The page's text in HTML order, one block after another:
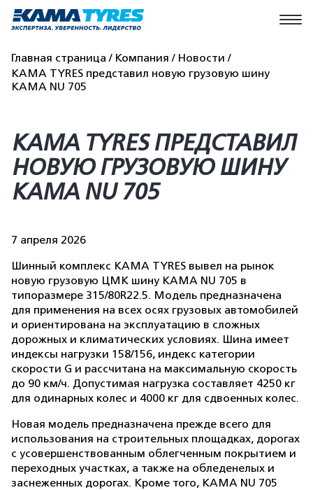
Главная страница Компания
Новости
KAMA TYRES представил новую грузовую шину
KAMA NU 705
KAMA TYRES ПРЕДСТАВИЛ
НОВУЮ ГРУЗОВУЮ ШИНУ
KAMA NU 705
7 апреля 2026
Шинный комплекс KAMA TYRES вывел на рынок
новую грузовую ЦМК шину KAMA NU 705 в
типоразмере 315/80R22.5. Модель предназначена
для применения на всех осях грузовых автомобилей
и ориентирована на эксплуатацию в сложных
дорожных и климатических условиях. Шина имеет
индексы нагрузки 158/156, индекс категории
скорости G и рассчитана на максимальную скорость
до 90 км/ч. Допустимая нагрузка составляет 4250 кг
для одинарных колес и 4000 кг для сдвоенных колес.
Новая модель предназначена прежде всего для
использования на строительных площадках, дорогах
с усовершенствованным облегченным покрытием и
переходных участках, а также на обледенелых и
заснеженных дорогах. Кроме того, KAMA NU 705